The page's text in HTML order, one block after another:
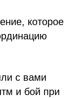
которое
с вами
и бой при